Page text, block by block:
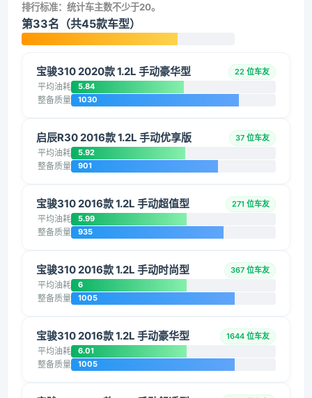
排行标准：统计车主数不少于20。
第33名（共45款车型）
宝骏310 2020款 1.2L 手动豪华型 22 位车友
平均油耗 5.84
整备质量 1030
启辰R30 2016款 1.2L 手动优享版 37 位车友
平均油耗 5.92
整备质量 901
宝骏310 2016款 1.2L 手动超值型 271 位车友
平均油耗 5.99
整备质量 935
宝骏310 2016款 1.2L 手动时尚型 367 位车友
平均油耗 6
整备质量 1005
宝骏310 2016款 1.2L 手动豪华型 1644 位车友
平均油耗 6.01
整备质量 1005